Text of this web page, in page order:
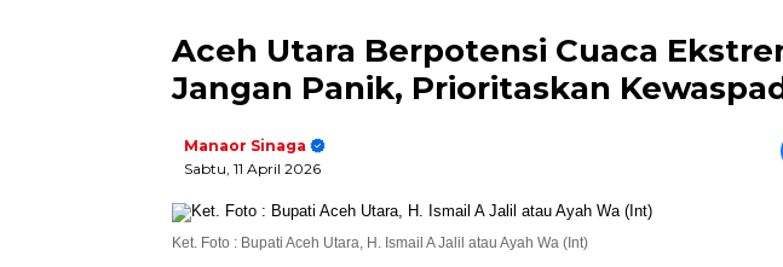
Aceh Utara Berpotensi Cuaca
Jangan Panik, Prioritaskan
Manaor Sinaga
Sabtu, 11 April 2026
Ket. Foto : Bupati Aceh Utara, H. Ismail A Jalil atau Ayah Wa (Int)